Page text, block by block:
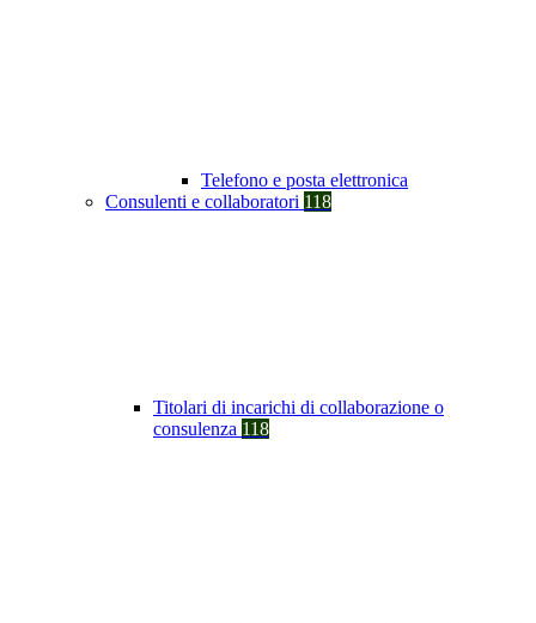
Telefono e posta elettronica
Consulenti e collaboratori 118
Titolari di incarichi di collaborazione o
consulenza 118